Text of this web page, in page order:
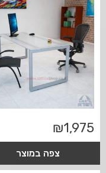
₪1,975
צפה במוצר